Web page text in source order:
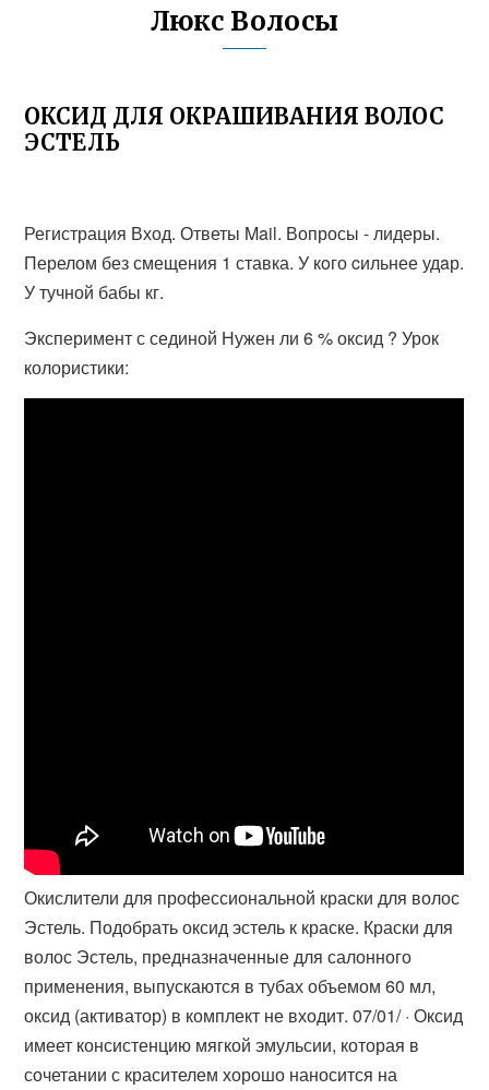
Люкс Волосы
ОКСИД ДЛЯ ОКРАШИВАНИЯ ВОЛОС
ЭСТЕЛЬ
Регистрация Вход. Ответы Mail. Вопросы - лидеры.
Перелом без смещения 1 ставка. У кoго cильнее удaр.
У тучной бабы кг.
Эксперимент с сединой Нужен ли 6 % оксид ? Урок
колористики:
Окислители для профессиональной краски для волос
Эстель. Подобрать оксид эстель к краске. Краски для
волос Эстель, предназначенные для салонного
применения, выпускаются в тубах объемом 60 мл,
оксид (активатор) в комплект не входит. 07/01/ · Оксид
имеет консистенцию мягкой эмульсии, которая в
сочетании с красителем хорошо наносится на